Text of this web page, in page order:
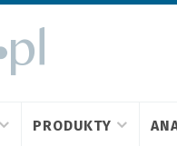
PRODUKTY